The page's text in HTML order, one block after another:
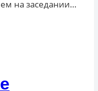
на заседании…